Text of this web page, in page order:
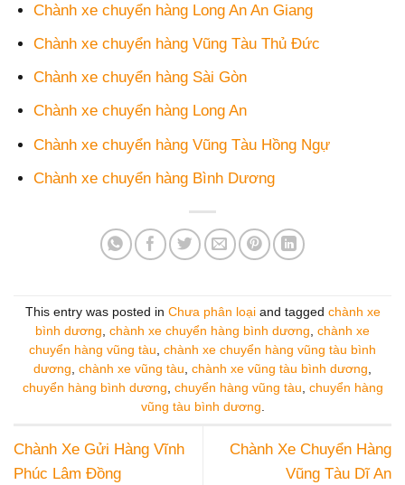
Chành xe chuyển hàng Long An An Giang
Chành xe chuyển hàng Vũng Tàu Thủ Đức
Chành xe chuyển hàng Sài Gòn
Chành xe chuyển hàng Long An
Chành xe chuyển hàng Vũng Tàu Hồng Ngự
Chành xe chuyển hàng Bình Dương
This entry was posted in Chưa phân loạiand tagged chành xe
bình dương, chành xe chuyển hàng bình dương, chành xe
chuyển hàng vũng tàu, chành xe chuyển hàng vũng tàu bình
dương, chành xe vũng tàu, chành xe vũng tàu bình dương,
chuyển hàng bình dương, chuyển hàng vũng tàu, chuyển hàng
vũng tàu bình dương.
Chành Xe Gửi Hàng Vĩnh
Phúc Lâm Đồng
Chành Xe Chuyển Hàng
Vũng Tàu Dĩ An